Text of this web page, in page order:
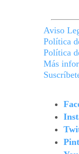
Aviso
Política
Política
Más